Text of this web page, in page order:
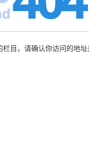
栏目，请确认你访问的地